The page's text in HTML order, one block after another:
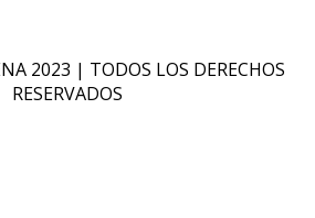
2023 | TODOS LOS DERECHOS
RESERVADOS